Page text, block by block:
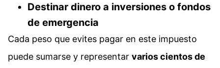
Destinar dinero a inversiones o fondos
de emergencia
Cada peso que evites pagar en este impuesto
puede sumarse y representar varios cientos de